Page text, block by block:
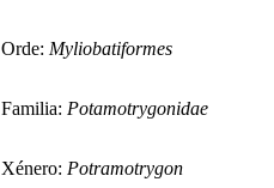
Orde: Myliobatiformes
Familia: Potamotrygonidae
Xénero: Potramotrygon